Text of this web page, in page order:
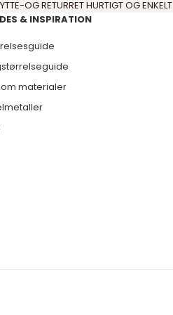
OG RETURRET HURTIGT OG ENKELT
& INSPIRATION
materialer